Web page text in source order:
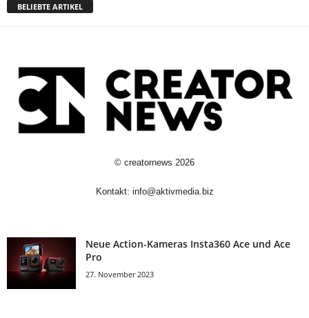
BELIEBTE ARTIKEL
© creatornews 2026
Kontakt: info@aktivmedia.biz
Neue Action-Kameras Insta360 Ace und Ace
Pro
27. November 2023